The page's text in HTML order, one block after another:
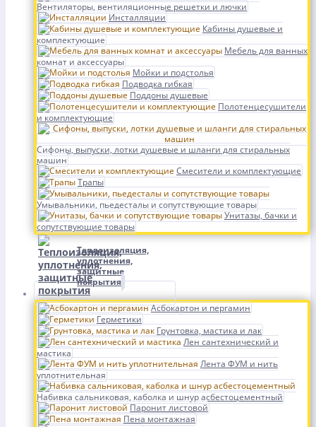
Вентиляторы, вентиляционные решетки и лючки
Инсталляции
Кабины душевые и
комплектующие
Мебель для ванных
комнат и аксессуары
Мойки и подстолья
Подводка гибкая
Поддоны душевые
Полотенцесушители
и комплектующие
Сифоны, выпуски, лотки душевые и шланги для стиральных
машин
Смесители и комплектующие
Трапы
Умывальники, пьедесталы и сопутствующие товары
Унитазы, бачки и
сопутствующие товары
Теплоизоляция,
уплотнения,
защитные
покрытия
Асбокартон и пергамин
Герметики
Грунтовка, мастика и лак
Лен сантехнический и
мастика
Лента ФУМ и нить
уплотнительная
Набивка сальниковая, каболка и шнур асбестоцементный
Паронит листовой
Пена монтажная